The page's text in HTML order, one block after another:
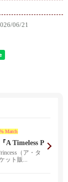
06/21
Match
A Timeless P
（ア・タ
ット販...